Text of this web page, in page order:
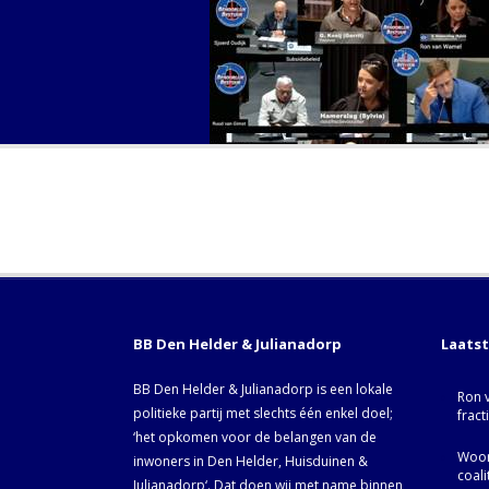
BB Den Helder & Julianadorp
BB Den Helder & Julianadorp is een lokale
politieke partij met slechts één enkel doel;
‘het opkomen voor de belangen van de
inwoners in Den Helder, Huisduinen &
Julianadorp‘. Dat doen wij met name binnen
Ron